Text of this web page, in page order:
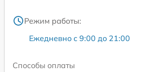
Режим работы:
Ежедневно с 9:00 до 21:00
Способы оплаты